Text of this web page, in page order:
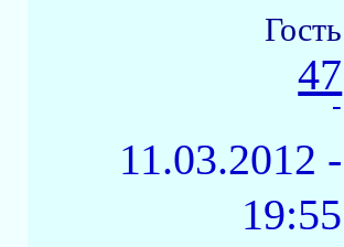
Гость
47
-
11.03.2012 -
19:55